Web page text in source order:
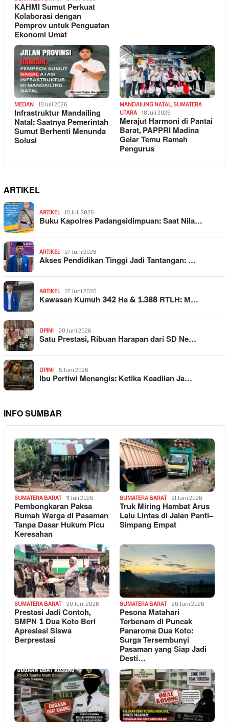
KAHMI Sumut Perkuat
Kolaborasi dengan
Pemprov untuk Penguatan
Ekonomi Umat
MEDAN 18 Juli 2026
Infrastruktur Mandailing
Natal: Saatnya Pemerintah
Sumut Berhenti Menunda
Solusi
MANDAILING NATAL, SUMATERA
UTARA
18 Juli 2026
Merajut Harmoni di Pantai
Barat, PAPPRI Madina
Gelar Temu Ramah
Pengurus
ARTIKEL
ARTIKEL 10 Juli 2026
Buku Kapolres Padangsidimpuan: Saat Nila…
ARTIKEL 27 Juni 2026
Akses Pendidikan Tinggi Jadi Tantangan: …
ARTIKEL 27 Juni 2026
Kawasan Kumuh 342 Ha & 1.388 RTLH: M…
OPINI 20 Juni 2026
Satu Prestasi, Ribuan Harapan dari SD Ne…
OPINI 5 Juni 2026
Ibu Pertiwi Menangis: Ketika Keadilan Ja…
INFO SUMBAR
SUMATERA BARAT 11 Juli 2026
Pembongkaran Paksa
Rumah Warga di Pasaman
Tanpa Dasar Hukum Picu
Keresahan
SUMATERA BARAT 21 Juni 2026
Truk Miring Hambat Arus
Lalu Lintas di Jalan Panti–
Simpang Empat
SUMATERA BARAT 20 Juni 2026
Prestasi Jadi Contoh,
SMPN 1 Dua Koto Beri
Apresiasi Siswa
Berprestasi
SUMATERA BARAT 20 Juni 2026
Pesona Matahari
Terbenam di Puncak
Panaroma Dua Koto:
Surga Tersembunyi
Pasaman yang Siap Jadi
Desti…